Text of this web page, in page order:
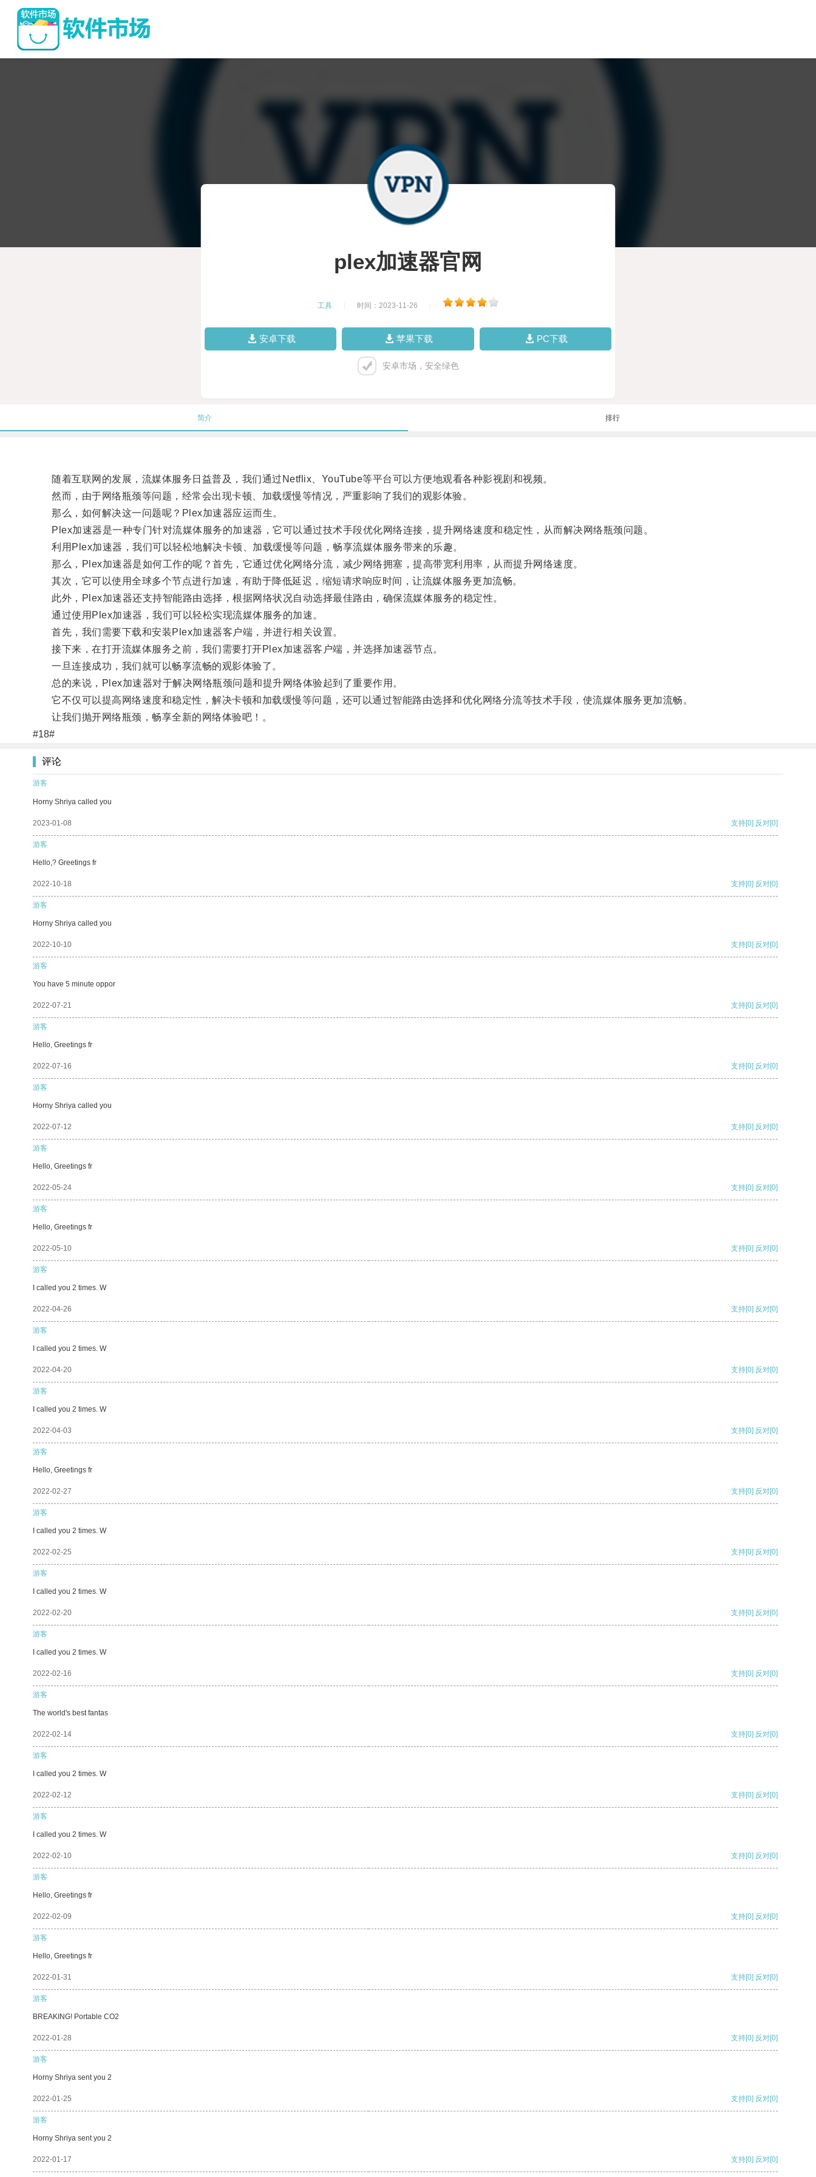
plex加速器官网
工具 时间：2023-11-26
安卓下载 苹果下载 PC下载
安卓市场，安全绿色
简介 排行
随着互联网的发展，流媒体服务日益普及，我们通过Netflix、YouTube等平台可以方便地观看各种影视剧和视频。
然而，由于网络瓶颈等问题，经常会出现卡顿、加载缓慢等情况，严重影响了我们的观影体验。
那么，如何解决这一问题呢？Plex加速器应运而生。
Plex加速器是一种专门针对流媒体服务的加速器，它可以通过技术手段优化网络连接，提升网络速度和稳定性，从而解决网络瓶颈问题。
利用Plex加速器，我们可以轻松地解决卡顿、加载缓慢等问题，畅享流媒体服务带来的乐趣。
那么，Plex加速器是如何工作的呢？首先，它通过优化网络分流，减少网络拥塞，提高带宽利用率，从而提升网络速度。
其次，它可以使用全球多个节点进行加速，有助于降低延迟，缩短请求响应时间，让流媒体服务更加流畅。
此外，Plex加速器还支持智能路由选择，根据网络状况自动选择最佳路由，确保流媒体服务的稳定性。
通过使用Plex加速器，我们可以轻松实现流媒体服务的加速。
首先，我们需要下载和安装Plex加速器客户端，并进行相关设置。
接下来，在打开流媒体服务之前，我们需要打开Plex加速器客户端，并选择加速器节点。
一旦连接成功，我们就可以畅享流畅的观影体验了。
总的来说，Plex加速器对于解决网络瓶颈问题和提升网络体验起到了重要作用。
它不仅可以提高网络速度和稳定性，解决卡顿和加载缓慢等问题，还可以通过智能路由选择和优化网络分流等技术手段，使流媒体服务更加流畅。
让我们抛开网络瓶颈，畅享全新的网络体验吧！。
#18#
评论
游客
Horny Shriya called you
2023-01-08 支持[0] 反对[0]
游客
Hello,? Greetings fr
2022-10-18 支持[0] 反对[0]
游客
Horny Shriya called you
2022-10-10 支持[0] 反对[0]
游客
You have 5 minute oppor
2022-07-21 支持[0] 反对[0]
游客
Hello, Greetings fr
2022-07-16 支持[0] 反对[0]
游客
Horny Shriya called you
2022-07-12 支持[0] 反对[0]
游客
Hello, Greetings fr
2022-05-24 支持[0] 反对[0]
游客
Hello, Greetings fr
2022-05-10 支持[0] 反对[0]
游客
I called you 2 times. W
2022-04-26 支持[0] 反对[0]
游客
I called you 2 times. W
2022-04-20 支持[0] 反对[0]
游客
I called you 2 times. W
2022-04-03 支持[0] 反对[0]
游客
Hello, Greetings fr
2022-02-27 支持[0] 反对[0]
游客
I called you 2 times. W
2022-02-25 支持[0] 反对[0]
游客
I called you 2 times. W
2022-02-20 支持[0] 反对[0]
游客
I called you 2 times. W
2022-02-16 支持[0] 反对[0]
游客
The world's best fantas
2022-02-14 支持[0] 反对[0]
游客
I called you 2 times. W
2022-02-12 支持[0] 反对[0]
游客
I called you 2 times. W
2022-02-10 支持[0] 反对[0]
游客
Hello, Greetings fr
2022-02-09 支持[0] 反对[0]
游客
Hello, Greetings fr
2022-01-31 支持[0] 反对[0]
游客
BREAKING! Portable CO2
2022-01-28 支持[0] 反对[0]
游客
Horny Shriya sent you 2
2022-01-25 支持[0] 反对[0]
游客
Horny Shriya sent you 2
2022-01-17 支持[0] 反对[0]